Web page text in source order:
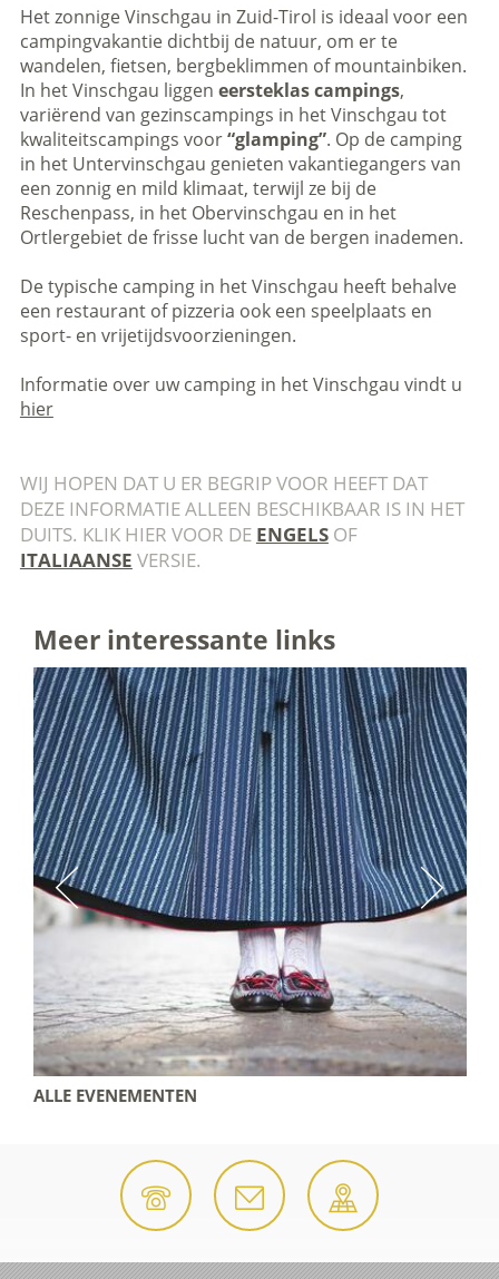
Het zonnige Vinschgau in Zuid-Tirol is ideaal voor een
campingvakantie dichtbij de natuur, om er te
wandelen, fietsen, bergbeklimmen of mountainbiken.
In het Vinschgau liggen eersteklas campings,
variërend van gezinscampings in het Vinschgau tot
kwaliteitscampings voor“glamping”. Op de camping
in het Untervinschgau genieten vakantiegangers van
een zonnig en mild klimaat, terwijl ze bij de
Reschenpass, in het Obervinschgau en in het
Ortlergebiet de frisse lucht van de bergen inademen.
De typische camping in het Vinschgau heeft behalve
een restaurant of pizzeria ook een speelplaats en
sport- en vrijetijdsvoorzieningen.
Informatie over uw camping in het Vinschgau vindt u
hier
WIJ HOPEN DAT U ER BEGRIP VOOR HEEFT DAT
DEZE INFORMATIE ALLEEN BESCHIKBAAR IS IN HET
DUITS. KLIK HIER VOOR DE ENGELSOF
ITALIAANSE VERSIE.
Meer interessante links
ALLE EVENEMENTEN